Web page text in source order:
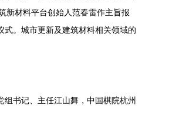
新材料平台创始人范春雷作主旨报
。城市更新及建筑材料相关领域的
书记、主任江山舞，中国棋院杭州